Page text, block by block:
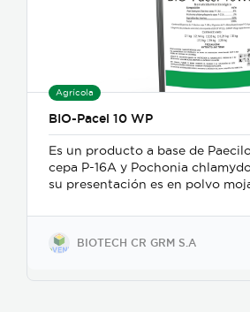
Agrícola
BIO-Pacel 10 WP
Es un producto a base de
cepa P-16A y Pochonia
su presentación es en polvo
contacto, se adhiere a las
apresorios con hifas que
poros de la vitelina,
BIOTECH CR GRM S.A